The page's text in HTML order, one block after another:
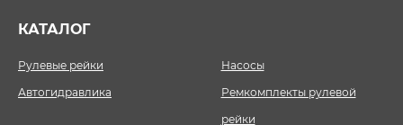
КАТАЛОГ
Рулевые рейки
Насосы
Автогидравлика
Ремкомплекты рулевой
рейки